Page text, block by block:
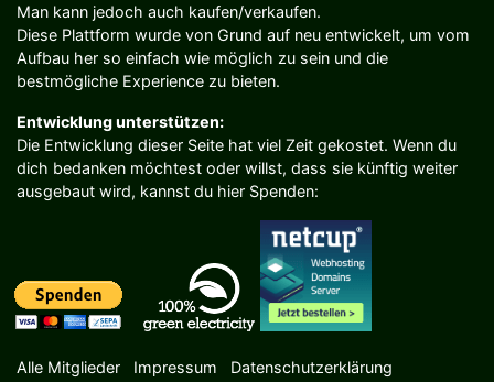
Man kann jedoch auch kaufen/verkaufen.
Diese Plattform wurde von Grund auf neu entwickelt, um vom
Aufbau her so einfach wie möglich zu sein und die
bestmögliche Experience zu bieten.
Entwicklung unterstützen:
Die Entwicklung dieser Seite hat viel Zeit gekostet. Wenn du
dich bedanken möchtest oder willst, dass sie künftig weiter
ausgebaut wird, kannst du hier Spenden:
Alle Mitglieder Impressum Datenschutzerklärung